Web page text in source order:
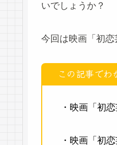
いでしょうか？
今回は映画「初恋
この記事でわ
・映画「初
・映画「初